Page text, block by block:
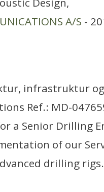
A/S -
infrastruktur
Ref.: MD-
a Senior Drilling
of our
drilling